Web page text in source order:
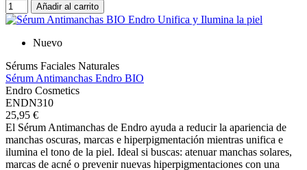
Añadir al carrito
Nuevo
Sérums Faciales Naturales
Sérum Antimanchas Endro BIO
Endro Cosmetics
ENDN310
25,95 €
El Sérum Antimanchas de Endro ayuda a reducir la apariencia de
manchas oscuras, marcas e hiperpigmentación mientras unifica e
ilumina el tono de la piel. Ideal si buscas: atenuar manchas solares,
marcas de acné o prevenir nuevas hiperpigmentaciones con una